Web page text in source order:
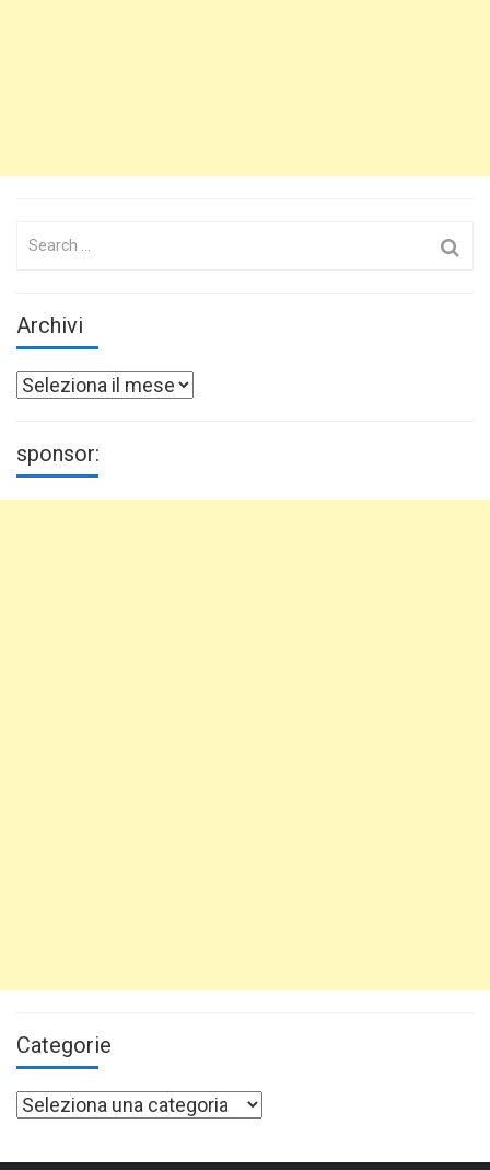
Search
Archivi
Archivi
sponsor:
Categorie
Categorie